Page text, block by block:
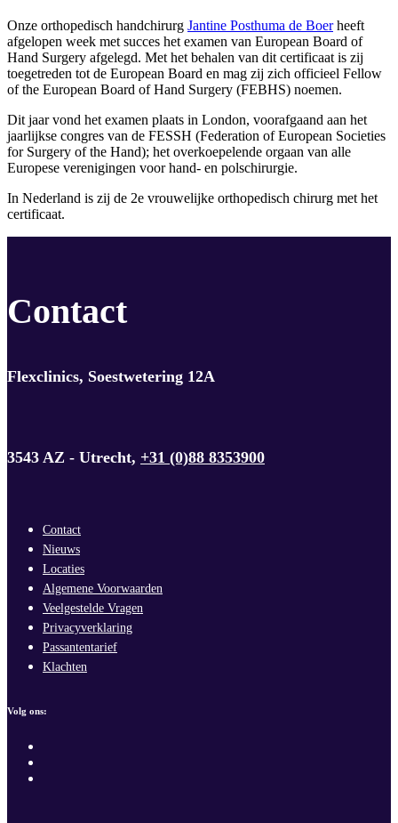
Onze orthopedisch handchirurg Jantine Posthuma de Boerheeft
afgelopen week met succes het examen van European Board of
Hand Surgery afgelegd. Met het behalen van dit certificaat is zij
toegetreden tot de European Board en mag zij zich officieel Fellow
of the European Board of Hand Surgery (FEBHS) noemen.
Dit jaar vond het examen plaats in London, voorafgaand aan het
jaarlijkse congres van de FESSH (Federation of European Societies
for Surgery of the Hand); het overkoepelende orgaan van alle
Europese verenigingen voor hand- en polschirurgie.
In Nederland is zij de 2e vrouwelijke orthopedisch chirurg met het
certificaat.
Contact
Flexclinics, Soestwetering 12A
3543 AZ - Utrecht, +31 (0)88 8353900
Contact
Nieuws
Locaties
Algemene Voorwaarden
Veelgestelde Vragen
Privacyverklaring
Passantentarief
Klachten
Volg ons: